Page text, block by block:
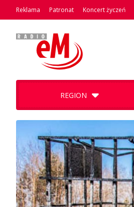
Reklama Patronat Koncert życzeń
REGION